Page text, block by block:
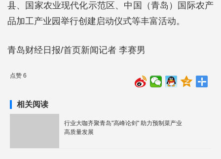
县、国家农业现代化示范区、中国（青岛）国际农产
品加工产业园举行创建启动仪式等丰富活动。
青岛财经日报/首页新闻记者 李赛男
点赞 6
相关阅读
行业大咖齐聚青岛"高峰论剑" 助力预制菜产业
高质量发展